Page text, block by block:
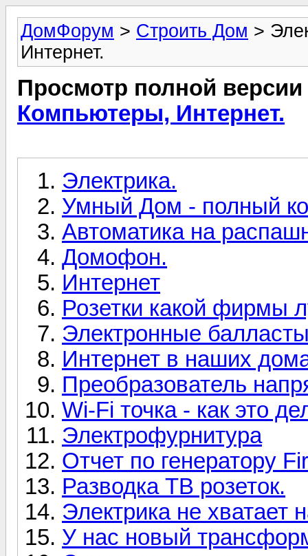
ДомФорум > Строить Дом >
Интернет.
Просмотр полной
Компьютеры, Интернет.
Электрика.
Умный Дом - полный
Автоматика на
Домофон.
Интернет
Розетки какой фирмы
Электронные
Интернет в наших
Преобразователь
Wi-Fi точка - как это
Электрофурнитура
Отчет по генератору
Разводка ТВ розеток.
Электрика не хватает
У нас новый